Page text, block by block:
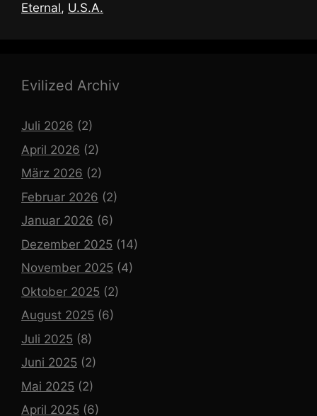
Eternal, U.S.A.
Evilized Archiv
Juli 2026 (2)
April 2026 (2)
März 2026 (2)
Februar 2026 (2)
Januar 2026 (6)
Dezember 2025 (14)
November 2025 (4)
Oktober 2025 (2)
August 2025 (6)
Juli 2025 (8)
Juni 2025 (2)
Mai 2025 (2)
April 2025 (6)